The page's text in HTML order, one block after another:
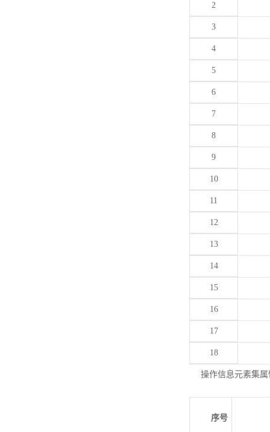
2
3
4
5
6
7
8
9
10
11
12
13
14
15
16
17
18
操作信息元素集
序号